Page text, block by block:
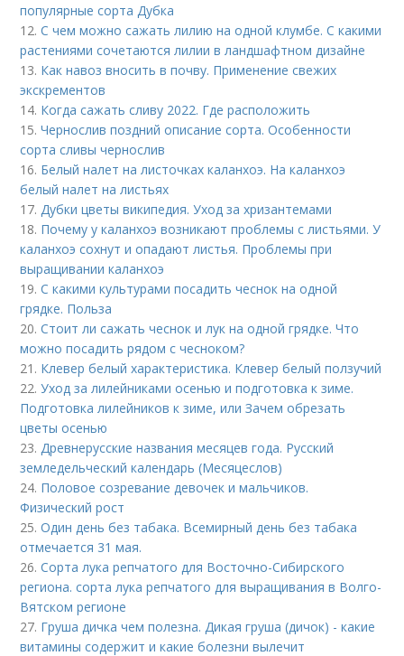
популярные сорта Дубка
12.С чем можно сажать лилию на одной клумбе. С какими
растениями сочетаются лилии в ландшафтном дизайне
13. Как навоз вносить в почву. Применение свежих
экскрементов
14. Когда сажать сливу 2022. Где расположить
15.Чернослив поздний описание сорта. Особенности
сорта сливы чернослив
16. Белый налет на листочках каланхоэ. На каланхоэ
белый налет на листьях
17. Дубки цветы википедия. Уход за хризантемами
18. Почему у каланхоэ возникают проблемы с листьями. У
каланхоэ сохнут и опадают листья. Проблемы при
выращивании каланхоэ
19.С какими культурами посадить чеснок на одной
грядке. Польза
20.Стоит ли сажать чеснок и лук на одной грядке. Что
можно посадить рядом с чесноком?
21. Клевер белый характеристика. Клевер белый ползучий
22.Уход за лилейниками осенью и подготовка к зиме.
Подготовка лилейников к зиме, или Зачем обрезать
цветы осенью
23. Древнерусские названия месяцев года. Русский
земледельческий календарь (Месяцеслов)
24. Половое созревание девочек и мальчиков.
Физический рост
25.Один день без табака. Всемирный день без табака
отмечается 31 мая.
26.Сорта лука репчатого для Восточно-Сибирского
региона. сорта лука репчатого для выращивания в Волго-
Вятском регионе
27. Груша дичка чем полезна. Дикая груша (дичок) - какие
витамины содержит и какие болезни вылечит